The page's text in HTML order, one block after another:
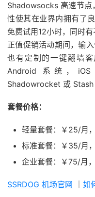
Shadowsocks 高速节点
性使其在业界内拥有了
免费试用12小时，同时
正值促销活动期间，输
也有定制的一键翻墙
Android 系统，
Shadowrocket 或 Stash
套餐价格：
轻量套餐：￥25/月
标准套餐：￥35/月
企业套餐：￥75/月
SSRDOG 机场官网 如